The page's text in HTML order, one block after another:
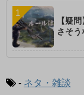
【疑
さそ
- ネタ・雑談